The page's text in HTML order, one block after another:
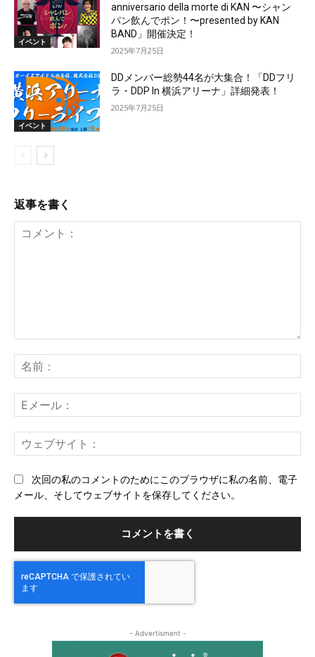
イベント
anniversario della morte di KAN 〜シャン
パン飲んでポン！〜presented by KAN
BAND」開催決定！
2025年7月25日
イベント
DDメンバー総勢44名が大集合！「DDフリ
ラ・DDP In 横浜アリーナ」詳細発表！
2025年7月25日
返事を書く
ン
ト：
前
メ
ー
ェ
次回の私のコメントのためにこのブラウザに私の名前、電子
メール、そしてウェブサイトを保存してください。
- Advertisment -